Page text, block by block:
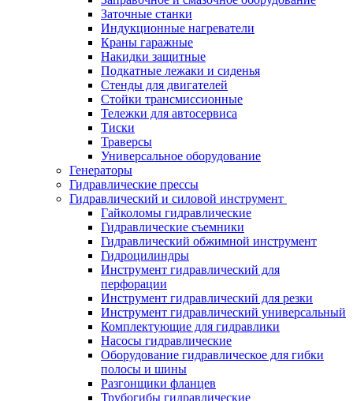
Заточные станки
Индукционные нагреватели
Краны гаражные
Накидки защитные
Подкатные лежаки и сиденья
Стенды для двигателей
Стойки трансмиссионные
Тележки для автосервиса
Тиски
Траверсы
Универсальное оборудование
Генераторы
Гидравлические прессы
Гидравлический и силовой инструмент
Гайколомы гидравлические
Гидравлические съемники
Гидравлический обжимной инструмент
Гидроцилиндры
Инструмент гидравлический для
перфорации
Инструмент гидравлический для резки
Инструмент гидравлический универсальный
Комплектующие для гидравлики
Насосы гидравлические
Оборудование гидравлическое для гибки
полосы и шины
Разгонщики фланцев
Трубогибы гидравлические